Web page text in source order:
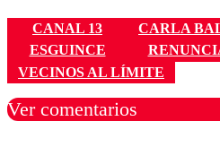
CANAL 13
CARLA
ESGUINCE
VECINOS AL LÍMITE
Ver comentarios